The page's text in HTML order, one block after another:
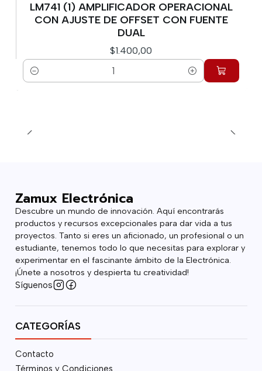
LM741 (1) AMPLIFICADOR OPERACIONAL
CON AJUSTE DE OFFSET CON FUENTE
DUAL
$1.400,00
Cantidad
Zamux Electrónica
Descubre un mundo de innovación. Aquí encontrarás
productos y recursos excepcionales para dar vida a tus
proyectos. Tanto si eres un aficionado, un profesional o un
estudiante, tenemos todo lo que necesitas para explorar y
experimentar en el fascinante ámbito de la Electrónica.
¡Únete a nosotros y despierta tu creatividad!
Síguenos
CATEGORÍAS
Contacto
Términos y Condiciones